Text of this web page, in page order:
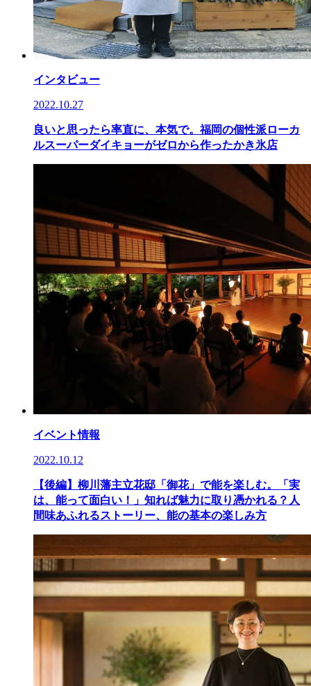
インタビュー
2022.10.27
良いと思ったら率直に、本気で。福岡の個性派ローカ
ルスーパーダイキョーがゼロから作ったかき氷店
イベント情報
2022.10.12
【後編】柳川藩主立花邸「御花」で能を楽しむ。「実
は、能って面白い！」知れば魅力に取り憑かれる？人
間味あふれるストーリー、能の基本の楽しみ方